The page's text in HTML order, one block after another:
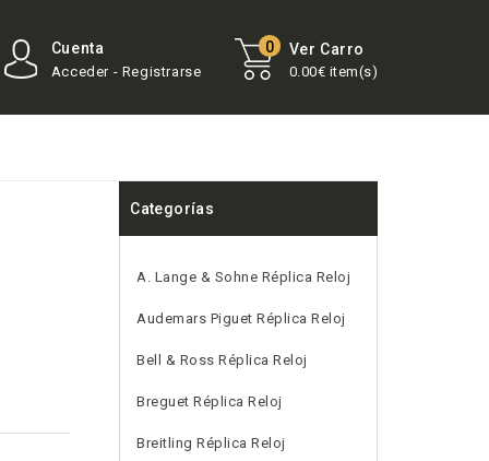
Ver Carro
0.00€ item(s)
0
Cuenta
Acceder - Registrarse
Categorías
A. Lange & Sohne Réplica Reloj
Audemars Piguet Réplica Reloj
Bell & Ross Réplica Reloj
Breguet Réplica Reloj
Breitling Réplica Reloj